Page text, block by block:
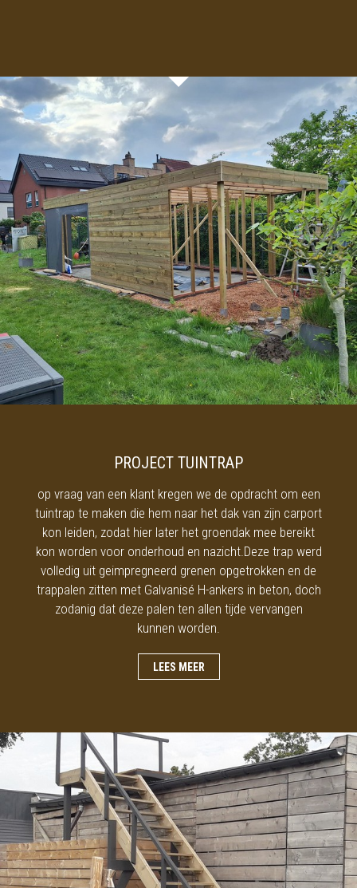
PROJECT TUINTRAP
op vraag van een klant kregen we de opdracht om een
tuintrap te maken die hem naar het dak van zijn carport
kon leiden, zodat hier later het groendak mee bereikt
kon worden voor onderhoud en nazicht.Deze trap werd
volledig uit geimpregneerd grenen opgetrokken en de
trappalen zitten met Galvanisé H-ankers in beton, doch
zodanig dat deze palen ten allen tijde vervangen
kunnen worden.
LEES MEER